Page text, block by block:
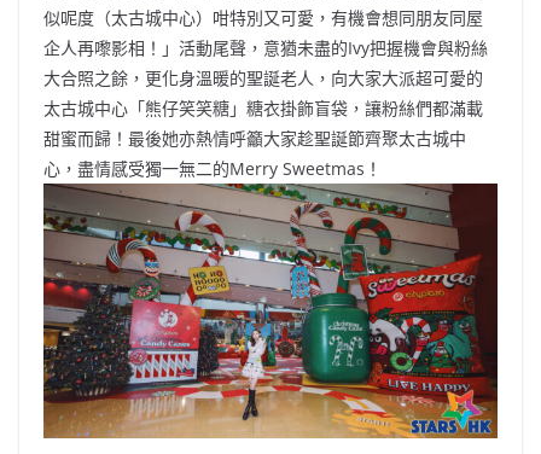
似呢度（太古城中心）咁特別又可愛，有機會想同朋友同屋
企人再嚟影相！」活動尾聲，意猶未盡的Ivy把握機會與粉絲
大合照之餘，更化身溫暖的聖誕老人，向大家大派超可愛的
太古城中心「熊仔笑笑糖」糖衣掛飾盲袋，讓粉絲們都滿載
甜蜜而歸！最後她亦熱情呼籲大家趁聖誕節齊聚太古城中
心，盡情感受獨一無二的Merry Sweetmas！